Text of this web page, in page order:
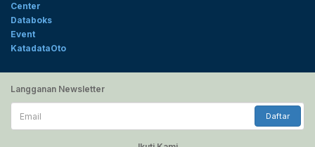
Center
Databoks
Event
KatadataOto
Langganan Newsletter
Email
Daftar